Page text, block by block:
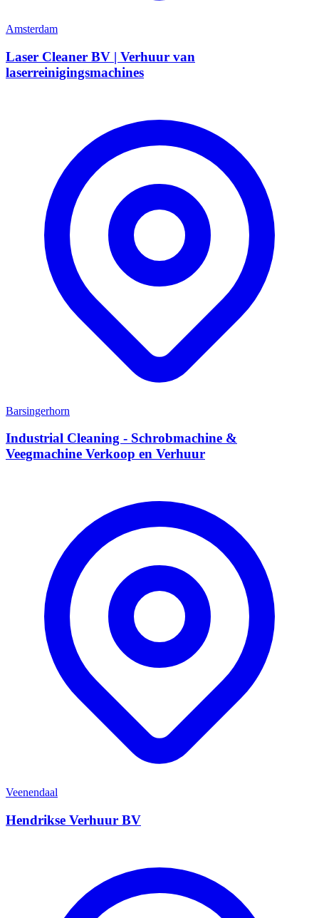
Amsterdam
Laser Cleaner BV | Verhuur van
laserreinigingsmachines
Barsingerhorn
Industrial Cleaning - Schrobmachine &
Veegmachine Verkoop en Verhuur
Veenendaal
Hendrikse Verhuur BV